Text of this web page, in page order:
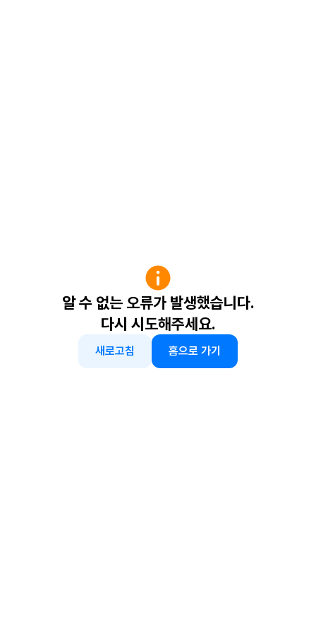
알 수 없는 오류가 발생했습니다.
다시 시도해주세요.
새로고침 홈으로 가기